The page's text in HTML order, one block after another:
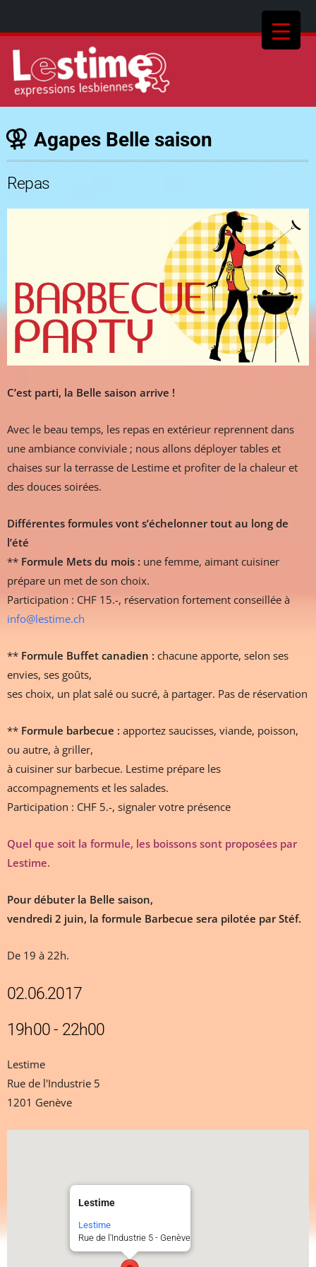
Agapes Belle saison
Repas
C’est parti, la Belle saison arrive !
Avec le beau temps, les repas en extérieur reprennent dans
une ambiance conviviale ; nous allons déployer tables et
chaises sur la terrasse de Lestime et profiter de la chaleur et
des douces soirées.
Différentes formules vont s’échelonner tout au long de
l’été
** Formule Mets du mois : une femme, aimant cuisiner
prépare un met de son choix.
Participation : CHF 15.-, réservation fortement conseillée à
info@lestime.ch
** Formule Buffet canadien : chacune apporte, selon ses
envies, ses goûts,
ses choix, un plat salé ou sucré, à partager. Pas de réservation
** Formule barbecue : apportez saucisses, viande, poisson,
ou autre, à griller,
à cuisiner sur barbecue. Lestime prépare les
accompagnements et les salades.
Participation : CHF 5.-, signaler votre présence
Quel que soit la formule, les boissons sont proposées par
Lestime.
Pour débuter la Belle saison,
vendredi 2 juin, la formule Barbecue sera pilotée par Stéf.
De 19 à 22h.
02.06.2017
19h00 - 22h00
Lestime
Rue de l'Industrie 5
1201 Genève
Lestime
Lestime
Rue de l'Industrie 5 - Genève